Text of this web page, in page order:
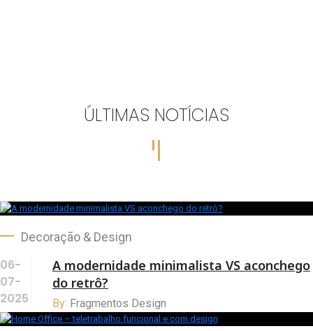
ÚLTIMAS NOTÍCIAS
Decoração & Design
06-
07-
2025
A modernidade minimalista VS aconchego
do retrô?
By: Fragmentos Design